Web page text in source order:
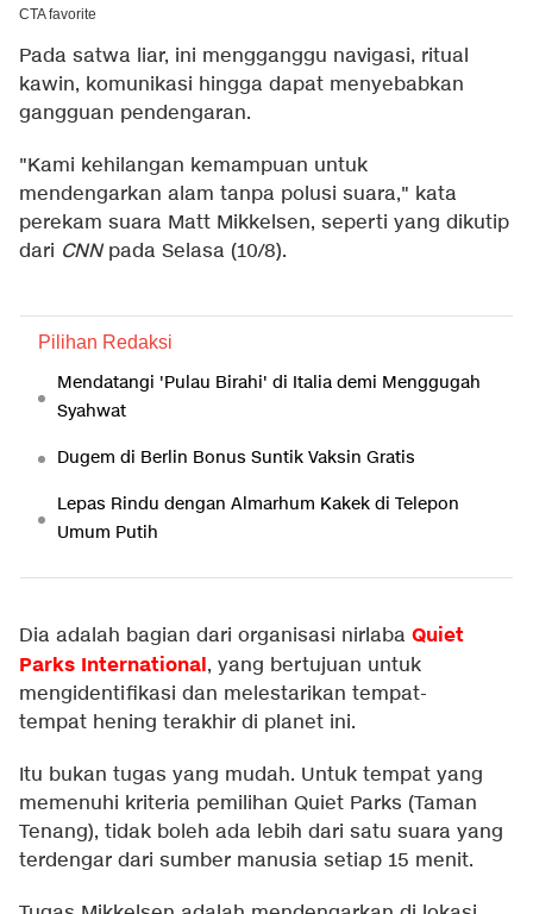
Pada satwa liar, ini mengganggu navigasi, ritual
kawin, komunikasi hingga dapat menyebabkan
gangguan pendengaran.
"Kami kehilangan kemampuan untuk
mendengarkan alam tanpa polusi suara," kata
perekam suara Matt Mikkelsen, seperti yang dikutip
dari CNNpada Selasa (10/8).
Pilihan Redaksi
Mendatangi 'Pulau Birahi' di Italia demi Menggugah
Syahwat
Dugem di Berlin Bonus Suntik Vaksin Gratis
Lepas Rindu dengan Almarhum Kakek di Telepon
Umum Putih
Dia adalah bagian dari organisasi nirlaba Quiet
Parks International, yang bertujuan untuk
mengidentifikasi dan melestarikan tempat-
tempat hening terakhir di planet ini.
Itu bukan tugas yang mudah. Untuk tempat yang
memenuhi kriteria pemilihan Quiet Parks (Taman
Tenang), tidak boleh ada lebih dari satu suara yang
terdengar dari sumber manusia setiap 15 menit.